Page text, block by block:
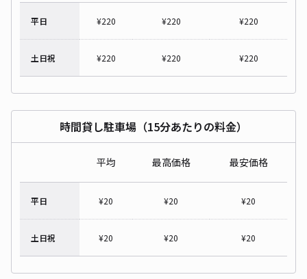
平日 ¥220 ¥220 ¥220
土日祝 ¥220 ¥220 ¥220
時間貸し駐車場（15分あたりの料金）
平均 最高価格 最安価格
平日 ¥20 ¥20 ¥20
土日祝 ¥20 ¥20 ¥20